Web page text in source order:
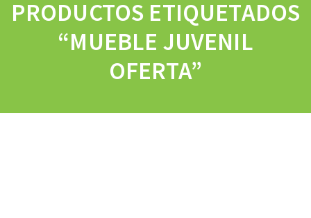
PRODUCTOS ETIQUETADOS
“MUEBLE JUVENIL
OFERTA”